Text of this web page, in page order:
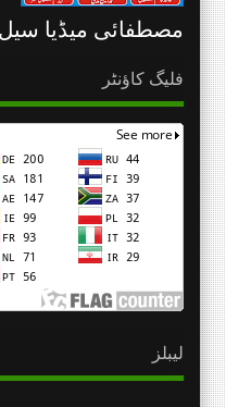
مصطفائی میڈیا سیل
فلیگ کاؤنٹر
لیبلز